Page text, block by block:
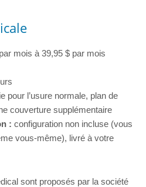
mois à 39,95 $ par mois
pour l’usure normale, plan de
couverture supplémentaire
: configuration non incluse (vous
vous-même), livré à votre
sont proposés par la société